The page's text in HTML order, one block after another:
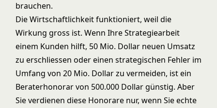
brauchen.
Die Wirtschaftlichkeit funktioniert, weil die
Wirkung gross ist. Wenn Ihre Strategiearbeit
einem Kunden hilft, 50 Mio. Dollar neuen Umsatz
zu erschliessen oder einen strategischen Fehler im
Umfang von 20 Mio. Dollar zu vermeiden, ist ein
Beraterhonorar von 500.000 Dollar günstig. Aber
Sie verdienen diese Honorare nur, wenn Sie echte